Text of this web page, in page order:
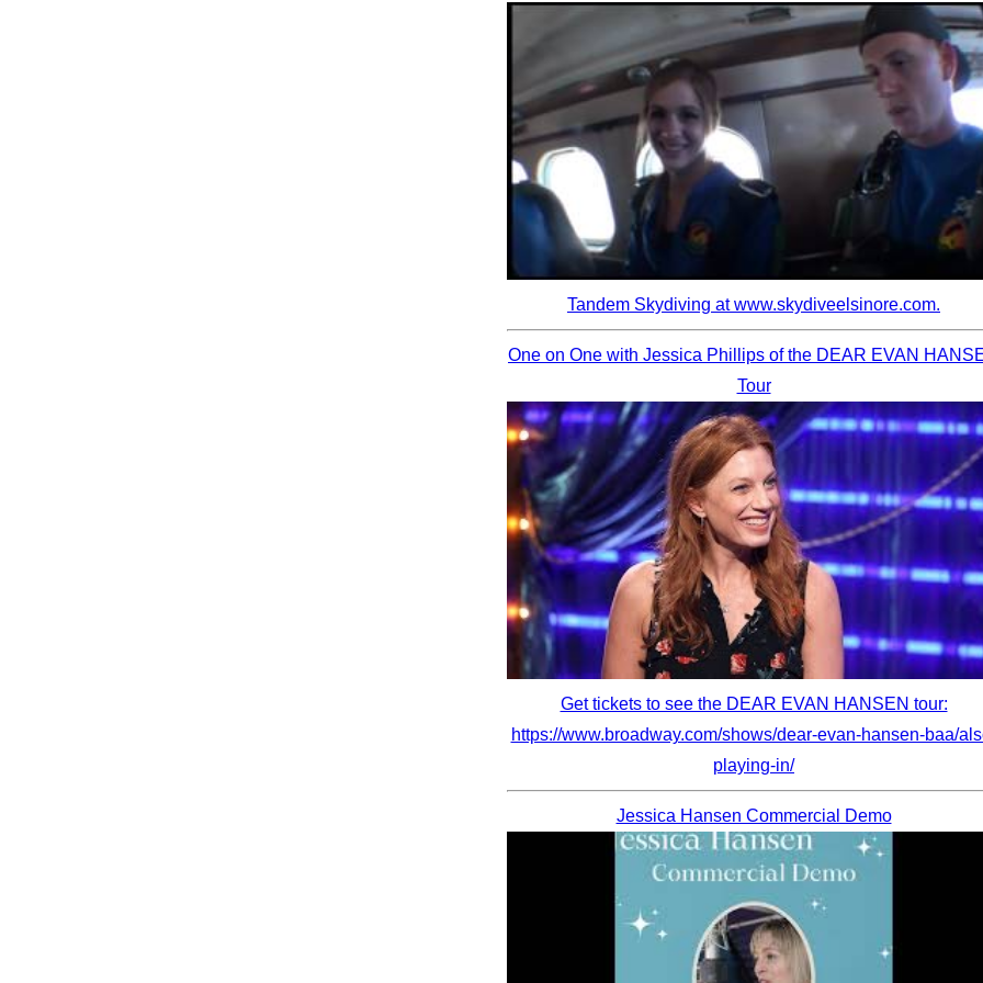
Tandem Skydiving at www.skydiveelsinore.com.
One on One with Jessica Phillips of the DEAR EVAN
Tour
Get tickets to see the DEAR EVAN HANSEN tour:
https://www.broadway.com/shows/dear-evan-hansen-baa/
playing-in/
Jessica Hansen Commercial Demo